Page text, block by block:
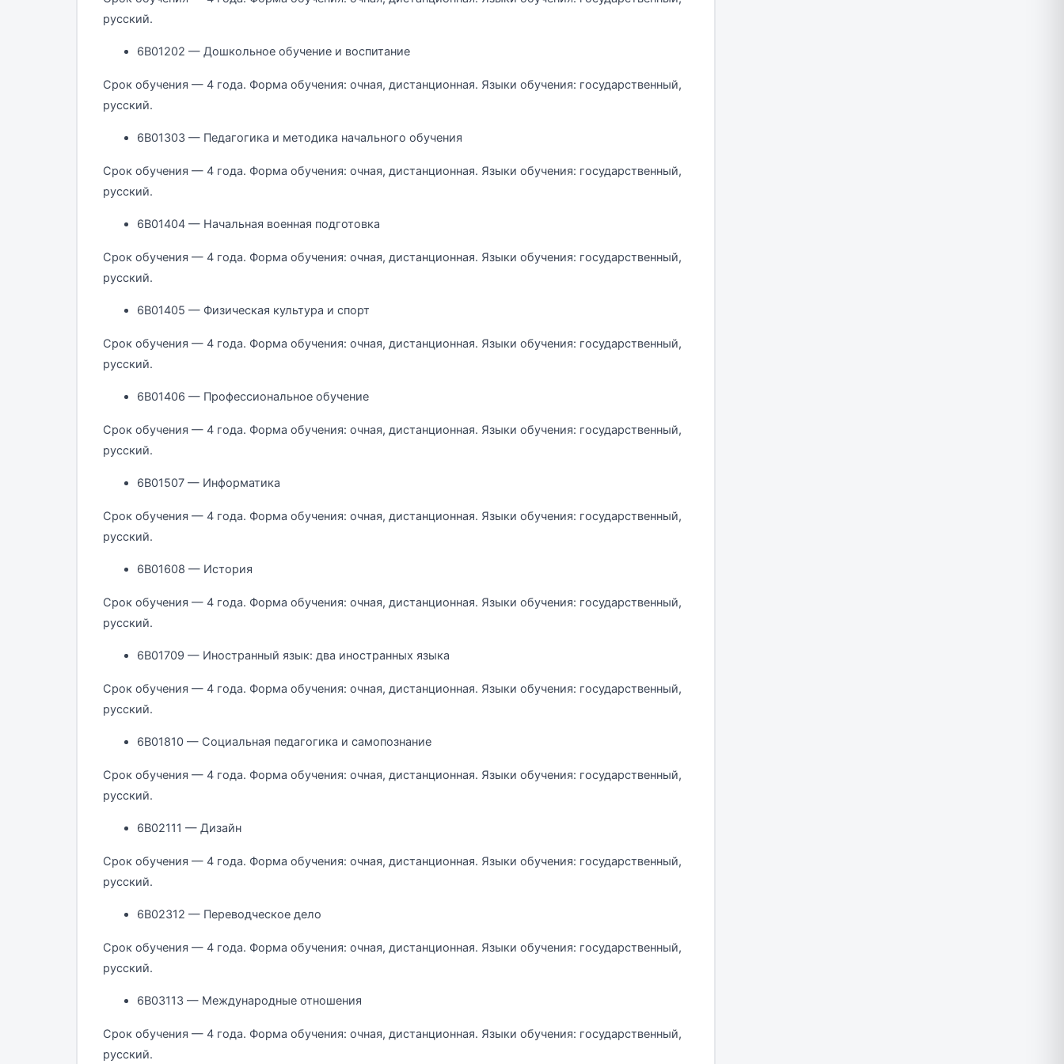
русский.
6В01202 — Дошкольное обучение и воспитание
Срок обучения — 4 года. Форма обучения: очная, дистанционная. Языки обучения: государственный,
русский.
6В01303 — Педагогика и методика начального обучения
Срок обучения — 4 года. Форма обучения: очная, дистанционная. Языки обучения: государственный,
русский.
6В01404 — Начальная военная подготовка
Срок обучения — 4 года. Форма обучения: очная, дистанционная. Языки обучения: государственный,
русский.
6В01405 — Физическая культура и спорт
Срок обучения — 4 года. Форма обучения: очная, дистанционная. Языки обучения: государственный,
русский.
6В01406 — Профессиональное обучение
Срок обучения — 4 года. Форма обучения: очная, дистанционная. Языки обучения: государственный,
русский.
6В01507 — Информатика
Срок обучения — 4 года. Форма обучения: очная, дистанционная. Языки обучения: государственный,
русский.
6В01608 — История
Срок обучения — 4 года. Форма обучения: очная, дистанционная. Языки обучения: государственный,
русский.
6В01709 — Иностранный язык: два иностранных языка
Срок обучения — 4 года. Форма обучения: очная, дистанционная. Языки обучения: государственный,
русский.
6В01810 — Социальная педагогика и самопознание
Срок обучения — 4 года. Форма обучения: очная, дистанционная. Языки обучения: государственный,
русский.
6В02111 — Дизайн
Срок обучения — 4 года. Форма обучения: очная, дистанционная. Языки обучения: государственный,
русский.
6В02312 — Переводческое дело
Срок обучения — 4 года. Форма обучения: очная, дистанционная. Языки обучения: государственный,
русский.
6В03113 — Международные отношения
Срок обучения — 4 года. Форма обучения: очная, дистанционная. Языки обучения: государственный,
русский.